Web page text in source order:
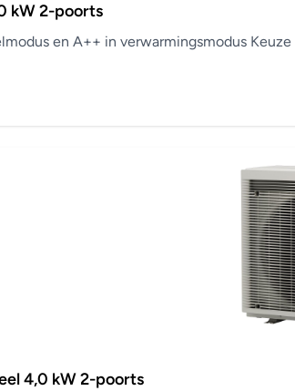
kW 2-poorts
en A++ in verwarmingsmodus Keuze
4,0 kW 2-poorts